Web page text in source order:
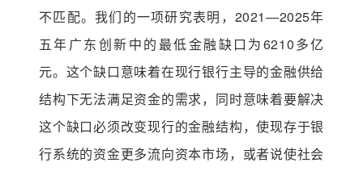
不匹配。我们的一项研究表明，2021—2025年
五年广东创新中的最低金融缺口为6210多亿
元。这个缺口意味着在现行银行主导的金融供给
结构下无法满足资金的需求，同时意味着要解决
这个缺口必须改变现行的金融结构，使现存于银
行系统的资金更多流向资本市场，或者说使社会